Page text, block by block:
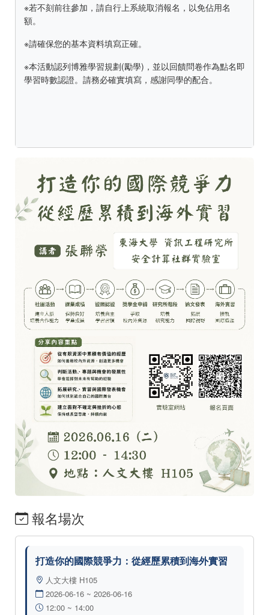
※若不刻前往參加，請自行上系統取消報名，以免佔用名
額。
※請確保您的基本資料填寫正確。
※本活動認列博雅學習規劃(勵學)，並以回饋問卷作為點名即
學習時數認證。請務必確實填寫，感謝同學的配合。
報名場次
打造你的國際競爭力：從經歷累積到海外實習
人文大樓 H105
2026-06-16 ~ 2026-06-16
12:00 ~ 14:00